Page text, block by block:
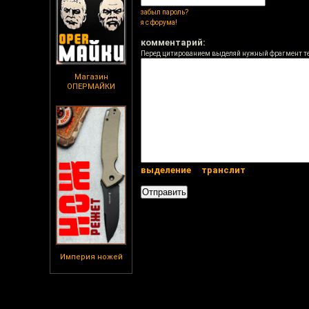
Магазин
ОПЕРМАЙКИ
Империя ножей
забыл пароль?
я с форума!
комментарий:
Перед цитированием выделяй нужный фрагмент
выделение транслит